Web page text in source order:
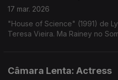
17 mar. 2026
"House of Science" (1991) de
Teresa Vieira. Ma Rainey no
Câmara Lenta: Actress